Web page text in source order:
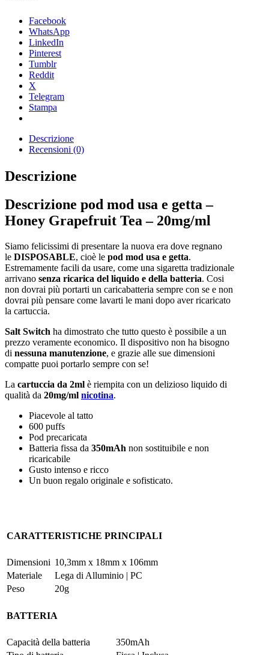
Facebook
WhatsApp
LinkedIn
Pinterest
Tumblr
Reddit
X
Telegram
Stampa
Descrizione
Recensioni (0)
Descrizione
Descrizione pod mod usa e getta –
Honey Grapefruit Tea – 20mg/ml
Siamo felicissimi di presentare la nuova era dove regnano
le DISPOSABLE, cioè le pod mod usa e getta.
Estremamente facili da usare, come una sigaretta tradizionale
arrivano senza ricarica del liquido e della batteria. Cosi
non dovrai più portarti un caricabatteria sempre con se e non
dovrai più pensare come lavarti le mani dopo aver ricaricato
la cartuccia.
Salt Switch ha dimostrato che tutto questo è possibile a un
prezzo veramente economico. Il dispositivo non ha bisogno
di nessuna manutenzione, e grazie alle sue dimensioni
compatte puoi portarlo sempre con se!
La cartuccia da 2ml è riempita con un delizioso liquido di
qualità da 20mg/ml nicotina.
Piacevole al tatto
600 puffs
Pod precaricata
Batteria fissa da 350mAh non sostituibile e non
ricaricabile
Gusto intenso e ricco
Un buon regalo originale e sofisticato.
CARATTERISTICHE PRINCIPALI
Dimensioni 10,3mm x 18mm x 106mm
Materiale
Lega di Alluminio | PC
Peso
20g
BATTERIA
Capacità della batteria
350mAh